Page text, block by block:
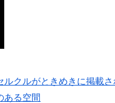
ルクルがときめきに掲載
ある空間